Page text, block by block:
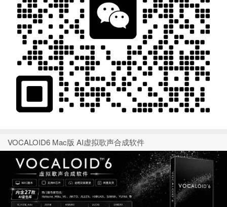
VOCALOID6 Mac版 AI虚拟歌声合成软件